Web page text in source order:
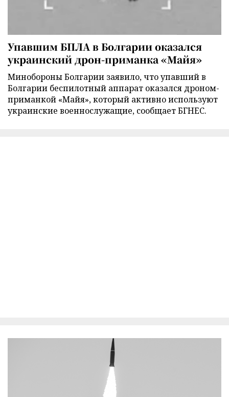
Упавшим БПЛА в Болгарии оказался
украинский дрон-приманка «Майя»
Минобороны Болгарии заявило, что упавший в
Болгарии беспилотный аппарат оказался дроном-
приманкой «Майя», который активно используют
украинские военнослужащие, сообщает БГНЕС.